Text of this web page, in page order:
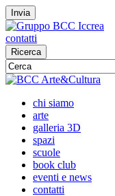
Invia
contatti
Ricerca
chi siamo
arte
galleria 3D
spazi
scuole
book club
eventi e news
contatti